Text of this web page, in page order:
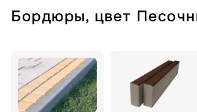
Бордюры, цвет